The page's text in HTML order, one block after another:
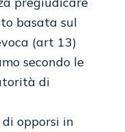
basata sul
(art 13)
secondo le
di
opporsi in